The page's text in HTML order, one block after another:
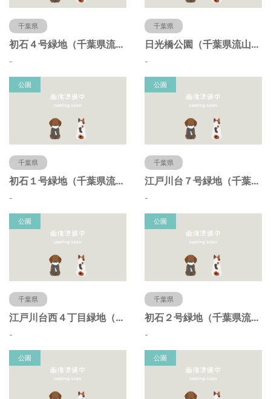
千葉県
初石４号緑地（千葉県流山市）
-
千葉県
日光橋公園（千葉県流山市）
-
公園
千葉県
初石１号緑地（千葉県流山市）
-
公園
千葉県
江戸川台７号緑地（千葉県流山市）
-
公園
千葉県
江戸川台西４丁目緑地（千葉県流山市）
-
公園
千葉県
初石２号緑地（千葉県流山市）
-
公園 公園